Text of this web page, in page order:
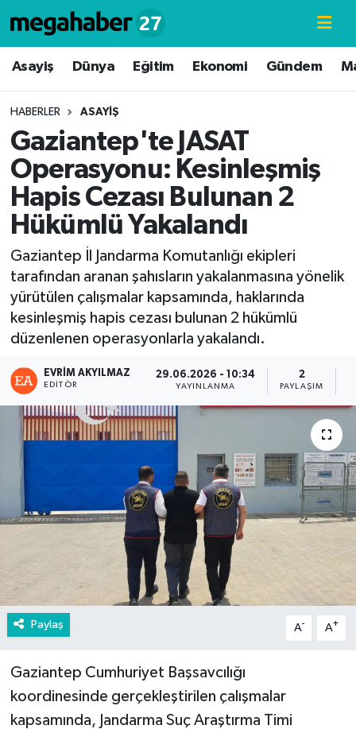
Asayiş Dünya Eğitim Ekonomi Gündem
HABERLER ASAYIŞ
Gaziantep'te JASAT
Operasyonu: Kesinleşmiş
Hapis Cezası Bulunan 2
Hükümlü Yakalandı
Gaziantep İl Jandarma Komutanlığı ekipleri
tarafından aranan şahısların yakalanmasına yönelik
yürütülen çalışmalar kapsamında, haklarında
kesinleşmiş hapis cezası bulunan 2 hükümlü
düzenlenen operasyonlarla yakalandı.
EVRIM AKYILMAZ
EDITÖR
29.06.2026 - 10:34
YAYINLANMA
2
PAYLAŞIM
Paylaş A- A+
Gaziantep Cumhuriyet Başsavcılığı
koordinesinde gerçekleştirilen çalışmalar
kapsamında, Jandarma Suç Araştırma Timi
Hava Durumu
Süper Lig Puan Durumu ve Fikstür
Tüm Manşetler
Son Dakika Haberleri
Haber Arşivi